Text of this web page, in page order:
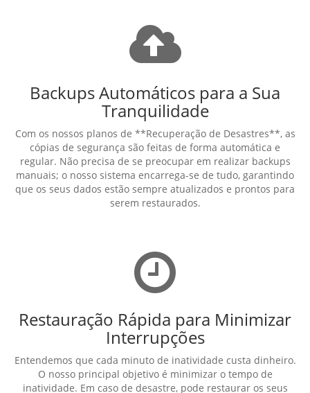
Backups Automáticos para a Sua
Tranquilidade
Com os nossos planos de **Recuperação de Desastres**, as
cópias de segurança são feitas de forma automática e
regular. Não precisa de se preocupar em realizar backups
manuais; o nosso sistema encarrega-se de tudo, garantindo
que os seus dados estão sempre atualizados e prontos para
serem restaurados.
Restauração Rápida para Minimizar
Interrupções
Entendemos que cada minuto de inatividade custa dinheiro.
O nosso principal objetivo é minimizar o tempo de
inatividade. Em caso de desastre, pode restaurar os seus